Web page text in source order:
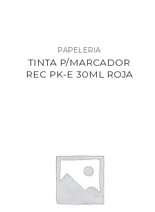
PAPELERIA
TINTA P/MARCADOR
REC PK-E 30ML ROJA